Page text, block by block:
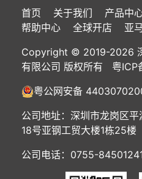
首页 关于我们 产品中
帮助中心
全球开店
亚
Copyright © 2019-2026
有限公司 版权所有 粤ICP
粤公网安备
公司地址：深圳市龙岗区
18号亚钢工贸大楼1栋25楼
公司电话：0755-